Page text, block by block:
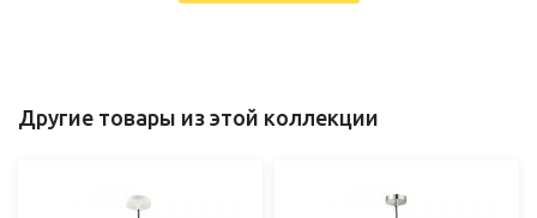
Другие товары из этой коллекции